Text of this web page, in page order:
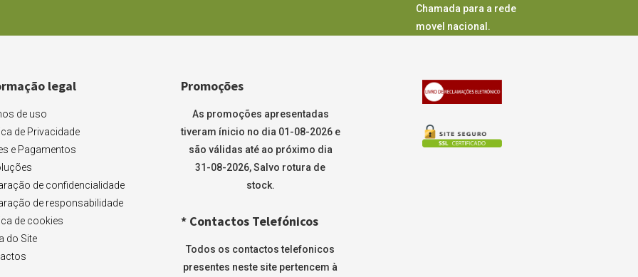
Chamada para a rede
movel nacional.
legal
de uso
de Privacidade
e Pagamentos
de confidencialidade
de responsabilidade
de cookies
do Site
Promoções
As promoções apresentadas
tiveram ínicio no dia 01-08-2026 e
são válidas até ao próximo dia
31-08-2026, Salvo rotura de
stock.
* Contactos Telefónicos
Todos os contactos telefonicos
presentes neste site pertencem à